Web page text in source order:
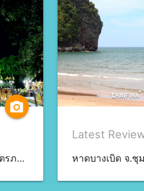
camera_alt
พระมหาธาตุเจดีย์ไตรภพ ไตรมงคล จ.สงขลา
Latest
หาดบางเบิด จ.ชุ